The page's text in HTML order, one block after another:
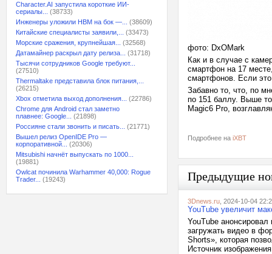
Character.AI запустила короткие ИИ-
сериалы...
(38733)
Инженеры уложили HBM на бок —...
(38609)
Китайские специалисты заявили,...
(33473)
Морские сражения, крупнейшая...
(32568)
Датамайнер раскрыл дату релиза...
(31718)
Тысячи сотрудников Google требуют...
(27510)
Thermaltake представила блок питания,...
(26215)
Xbox отметила выход дополнения...
(22786)
Chrome для Android стал заметно
плавнее: Google...
(21898)
Россияне стали звонить и писать...
(21771)
Вышел релиз OpenIDE Pro —
корпоративной...
(20306)
Mitsubishi начнёт выпускать по 1000...
(19881)
Owlcat починила Warhammer 40,000: Rogue
Trader...
(19243)
фото: DxOMark
Как и в случае с
смартфон на 17
смартфонов. Если
Забавно то, что, по
по 151 баллу. Выше
Magic6 Pro,
Подробнее на iXBT
Предыдущие
3Dnews.ru , 2024-10-04
YouTube увеличит
YouTube анонсировал
загружать видео в
Shorts», которая
Источник